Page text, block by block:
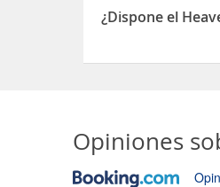
¿Dispone el
Opiniones